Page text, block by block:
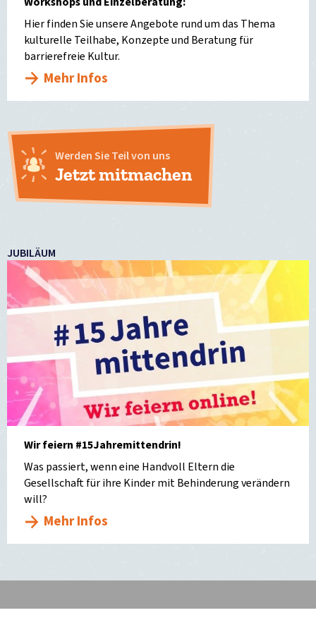
Hier finden Sie unsere Angebote rund um das Thema
kulturelle Teilhabe, Konzepte und Beratung für
barrierefreie Kultur.
Mehr Infos
Werden Sie Teil von uns
Jetzt mitmachen
JUBILÄUM
Wir feiern #15Jahremittendrin!
Was passiert, wenn eine Handvoll Eltern die
Gesellschaft für ihre Kinder mit Behinderung verändern
will?
Mehr Infos